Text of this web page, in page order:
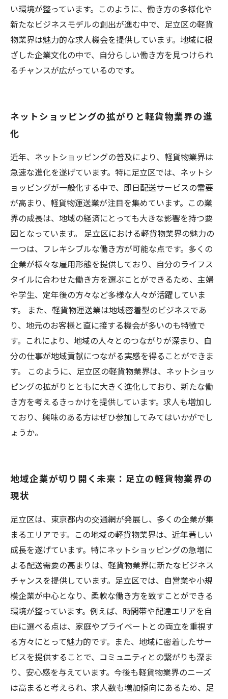
い環境が整っています。このように、働き方の多様化や
新たなビジネスモデルの創出が進む中で、足立区の軽貨
物業界は魅力的な求人機会を提供しています。地域に根
ざした企業文化の中で、自分らしい働き方を見つけられ
るチャンスが広がっているのです。
ネットショッピングの拡がりと軽貨物業界の進
化
近年、ネットショッピングの普及により、軽貨物業界は
急速な進化を遂げています。特に足立区では、ネットシ
ョッピングが一般化する中で、即日配送サービスの需要
が高まり、軽貨物運送業が注目を集めています。この業
界の成長は、地域の経済にとっても大きな影響を持つ要
因となっています。 足立区における軽貨物業界の魅力の
一つは、フレキシブルな働き方が可能な点です。多くの
企業が様々な雇用形態を提供しており、自分のライフス
タイルに合わせた働き方を選ぶことができるため、主婦
や学生、定年後の方々など多様な人々が活躍していま
す。 また、軽貨物運送業は地域密着型のビジネスであ
り、地元のお客様と直に接する機会が多いのも特徴で
す。これにより、地域の人々とのつながりが深まり、自
分の仕事が地域貢献につながる実感を得ることができま
す。 このように、足立区の軽貨物業界は、ネットショッ
ピングの拡がりとともに大きく進化しており、新たな働
き方を考えるきっかけを提供しています。求人も増加し
ており、興味のある方はぜひ参加してみてはいかがでし
ょうか。
地域企業が切り開く未来：足立の軽貨物業界の
現状
足立区は、東京都内の交通網が発展し、多くの企業が集
まるエリアです。この地域の軽貨物業界は、近年著しい
成長を遂げています。特にネットショッピングの急増に
よる配送需要の高まりは、軽貨物業界に新たなビジネス
チャンスを提供しています。足立区では、自営業や小規
模企業が中心となり、柔軟な働き方を致すことができる
環境が整っています。例えば、時間帯や配達エリアを自
由に選べる点は、家庭やプライベートとの両立を重視す
る方々にとって魅力的です。また、地域に密着したサー
ビスを提供することで、コミュニティとの繋がりも深ま
り、安心感を与えています。今後も軽貨物業界のニーズ
は高まると考えられ、求人数も増加傾向にあるため、足